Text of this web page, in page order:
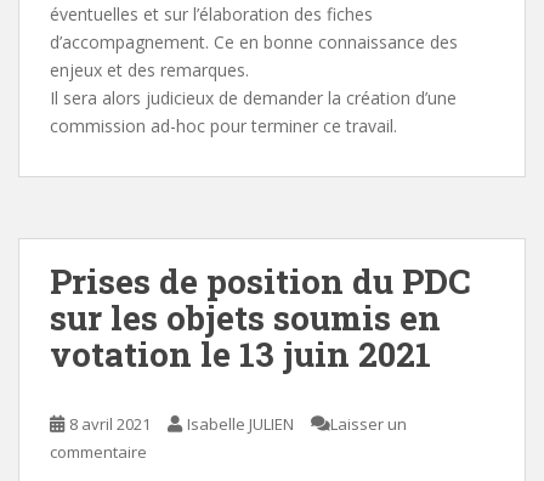
éventuelles et sur l’élaboration des fiches
d’accompagnement. Ce en bonne connaissance des
enjeux et des remarques.
Il sera alors judicieux de demander la création d’une
commission ad-hoc pour terminer ce travail.
Prises de position du PDC
sur les objets soumis en
votation le 13 juin 2021
8 avril 2021 Isabelle JULIEN
Laisser un
commentaire